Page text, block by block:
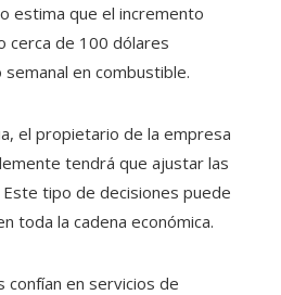
estima que el incremento
cerca de 100 dólares
en combustible.
el propietario de la empresa
tendrá que ajustar las
tipo de decisiones puede
toda la cadena económica.
confían en servicios de